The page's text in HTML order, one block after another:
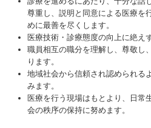
尊重し、説明と同意による医療を
めに最善を尽くします。
医療技術・診療態度の向上に絶え
職員相互の職分を理解し、尊敬し
ります。
地域社会から信頼され認められる
みます。
医療を行う現場はもとより、日常
会の秩序の保持に努めます。